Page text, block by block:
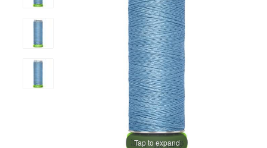
Tap to expand